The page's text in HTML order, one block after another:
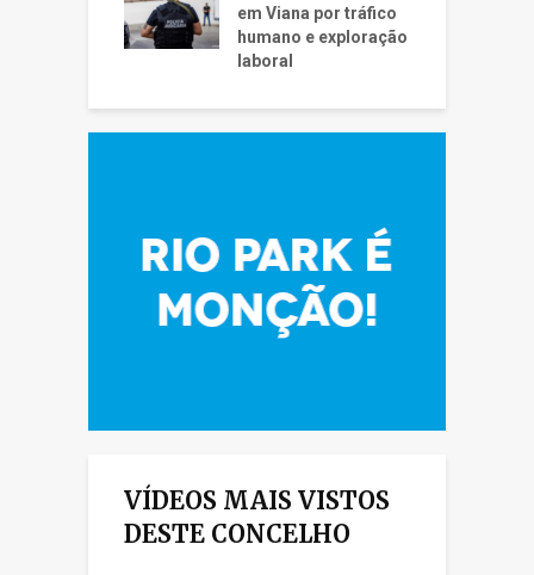
em Viana por tráfico
humano e exploração
laboral
VÍDEOS MAIS VISTOS
DESTE CONCELHO